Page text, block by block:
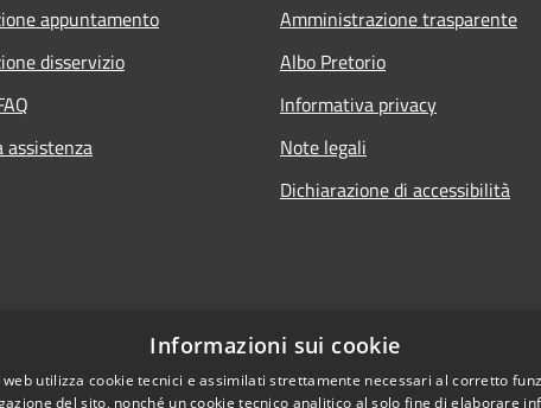
appuntamento
disservizio
assistenza
Amministrazione trasparente
Albo Pretorio
Informativa privacy
Note legali
Dichiarazione di accessibilità
Informazioni sui cookie
web utilizza cookie tecnici e assimilati strettamente necessari al corretto
del sito, nonché un cookie tecnico analitico al solo fine di elaborare